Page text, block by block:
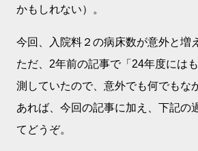
かもしれない）。
今回、入院料２の病床数が意外と増
ただ、2年前の記事で「24年度には
測していたので、意外でも何でもな
あれば、今回の記事に加え、下記の
てどうぞ。